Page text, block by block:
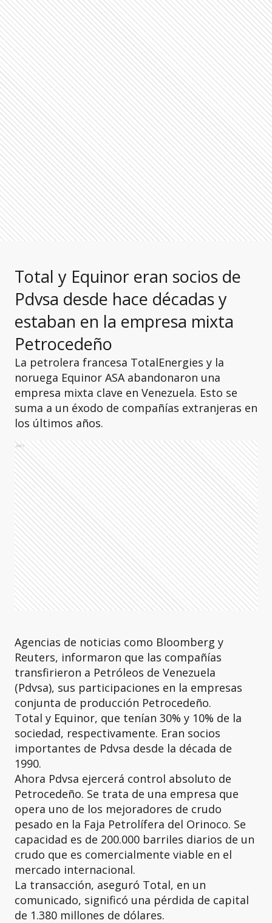
Total y Equinor eran socios de
Pdvsa desde hace décadas y
estaban en la empresa mixta
Petrocedeño
La petrolera francesa TotalEnergies y la
noruega Equinor ASA abandonaron una
empresa mixta clave en Venezuela. Esto se
suma a un éxodo de compañías extranjeras en
los últimos años.
Ads
Agencias de noticias como Bloomberg y
Reuters, informaron que las compañías
transfirieron a Petróleos de Venezuela
(Pdvsa), sus participaciones en la empresas
conjunta de producción Petrocedeño.
Total y Equinor, que tenían 30% y 10% de la
sociedad, respectivamente. Eran socios
importantes de Pdvsa desde la década de
1990.
Ahora Pdvsa ejercerá control absoluto de
Petrocedeño. Se trata de una empresa que
opera uno de los mejoradores de crudo
pesado en la Faja Petrolífera del Orinoco. Se
capacidad es de 200.000 barriles diarios de un
crudo que es comercialmente viable en el
mercado internacional.
La transacción, aseguró Total, en un
comunicado, significó una pérdida de capital
de 1.380 millones de dólares.